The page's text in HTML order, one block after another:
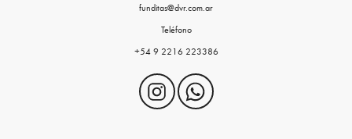
funditas@dvr.com.ar
Teléfono
+54 9 2216 223386